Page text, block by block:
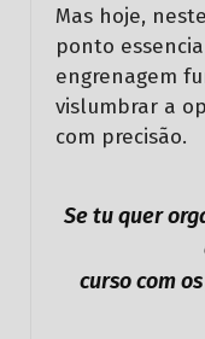
Mas hoje,
ponto
engrenagem
vislumbrar a
com precisão.
Se tu quer
curso com